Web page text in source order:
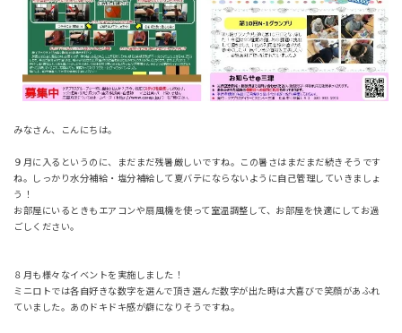
みなさん、こんにちは。
９月に入るというのに、まだまだ残暑厳しいですね。この暑さはまだまだ続きそうです
ね。しっかり水分補給・塩分補給して夏バテにならないように自己管理していきましょ
う！
お部屋にいるときもエアコンや扇風機を使って室温調整して、お部屋を快適にしてお過
ごしください。
８月も様々なイベントを実施しました！
ミニロトでは各自好きな数字を選んで頂き選んだ数字が出た時は大喜びで笑顔があふれ
ていました。あのドキドキ感が癖になりそうですね。